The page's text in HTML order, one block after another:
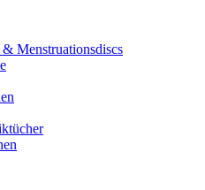
Menstruationsdiscs